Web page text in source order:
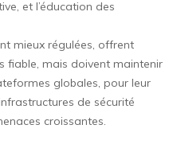
et l’éducation des
mieux régulées, offrent
fiable, mais doivent maintenir
globales, pour leur
de sécurité
croissantes.